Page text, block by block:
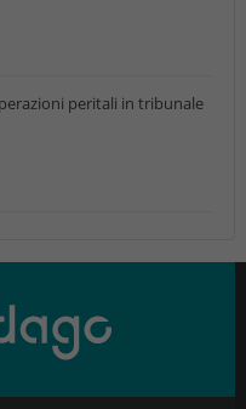
peritali in tribunale